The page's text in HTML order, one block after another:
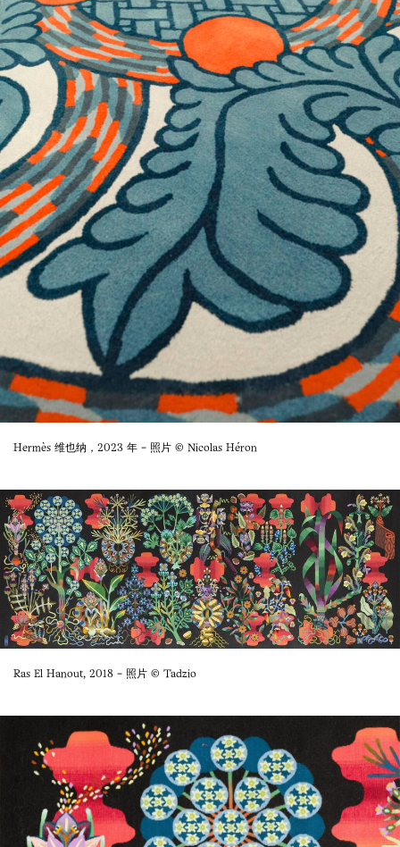
Hermès 维也纳，2023 年 - 照片 © Nicolas Héron
Ras El Hanout, 2018 - 照片 © Tadzio